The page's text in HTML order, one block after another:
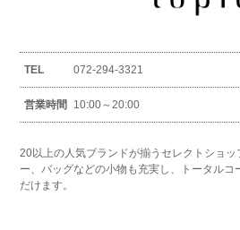
TEL 072-294-3321
営業時間 10:00～20:00
20以上の人気ブランドが揃うセレクトショッ
ー、バッグなどの小物も充実し、トータルコ
だけます。